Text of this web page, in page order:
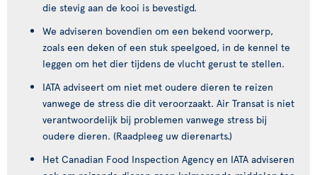
die stevig aan de kooi is bevestigd.
We adviseren bovendien om een bekend voorwerp,
zoals een deken of een stuk speelgoed, in de kennel te
leggen om het dier tijdens de vlucht gerust te stellen.
IATA adviseert om niet met oudere dieren te reizen
vanwege de stress die dit veroorzaakt. Air Transat is niet
verantwoordelijk bij problemen vanwege stress bij
oudere dieren. (Raadpleeg uw dierenarts.)
Het Canadian Food Inspection Agency en IATA adviseren